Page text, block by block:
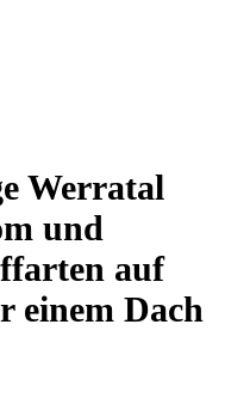
Werratal
und
auf
einem Dach